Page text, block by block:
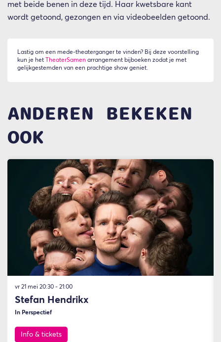
met beide benen in deze tijd. Haar kwetsbare kant
wordt getoond, gezongen en via videobeelden getoond.
Lastig om een mede-theaterganger te vinden? Bij deze voorstelling
kun je het
TheaterSamen arrangement bijboeken zodat je met
gelijkgestemden van een prachtige show geniet.
ANDEREN BEKEKEN
OOK
Stefan Hendrikx
In Perspectief
vr 21 mei 20:30 - 21:00
Info & tickets